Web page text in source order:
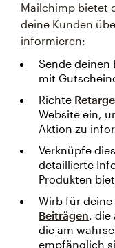
Mailchimp bietet
deine Kunden
informieren:
Sende deinen
mit
Richte
Website ein,
Aktion zu
Verknüpfe
detaillierte
Produkten
Wirb für
Beiträgen, die
die am
empfänglich